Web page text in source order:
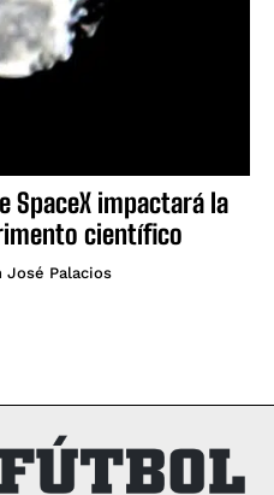
SpaceX impactará la
científico
José Palacios